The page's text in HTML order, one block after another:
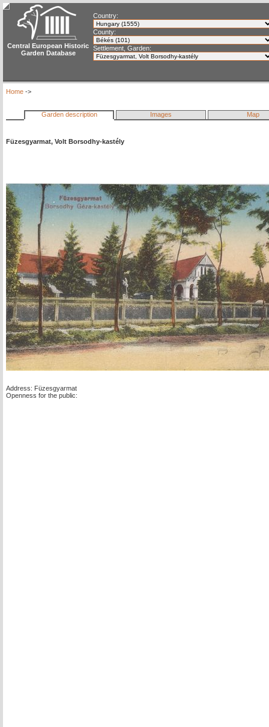
Central European Historic
Garden Database
Country:
County:
Settlement, Garden:
Home ->
Garden description Images Map
Füzesgyarmat, Volt Borsodhy-kastély
Address: Füzesgyarmat
Openness for the public: